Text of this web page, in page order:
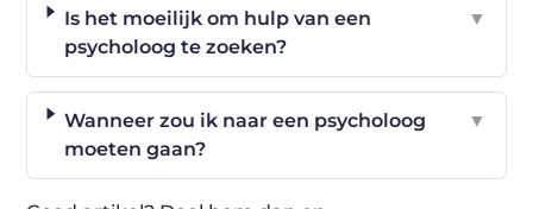
Is het moeilijk om hulp van een
psycholoog te zoeken?
▼
Wanneer zou ik naar een psycholoog
moeten gaan?
▼